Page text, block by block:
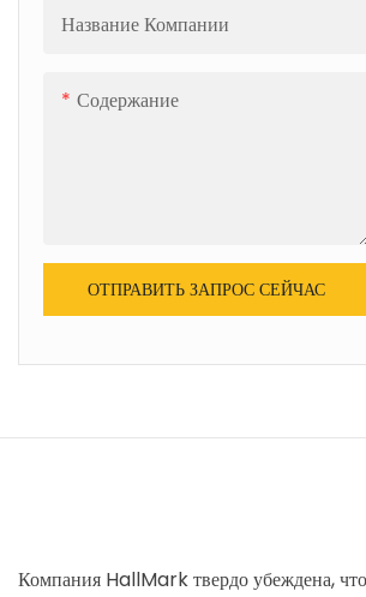
Название Компании
Содержание
ОТПРАВИТЬ ЗАПРОС СЕЙЧАС
Компания HallMark твердо убеждена, что